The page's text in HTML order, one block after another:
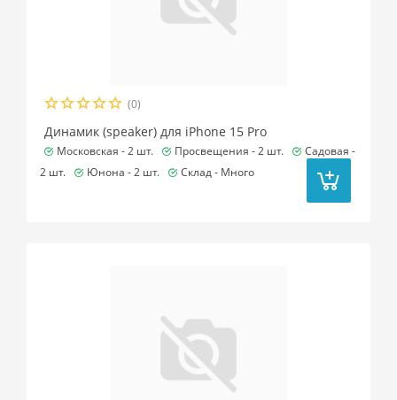
(0)
Динамик (speaker) для iPhone 15 Pro
Московская -2 шт. Просвещения -2 шт.
Садовая -
2 шт.
Юнона -2 шт. Склад - Много